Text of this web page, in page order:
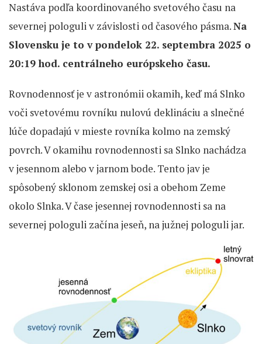
Nastáva podľa koordinovaného svetového času na
severnej pologuli v závislosti od časového pásma.Na
Slovensku je to v pondelok 22. septembra 2025 o
20:19 hod. centrálneho európskeho času.
Rovnodennosť je v astronómii okamih, keď má Slnko
voči svetovému rovníku nulovú deklináciu a slnečné
lúče dopadajú v mieste rovníka kolmo na zemský
povrch. V okamihu rovnodennosti sa Slnko nachádza
v jesennom alebo v jarnom bode. Tento jav je
spôsobený sklonom zemskej osi a obehom Zeme
okolo Slnka. V čase jesennej rovnodennosti sa na
severnej pologuli začína jeseň, na južnej pologuli jar.